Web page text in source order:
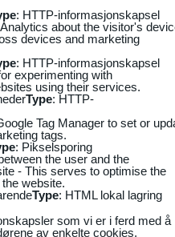
: HTTP-informasjonskapsel
about the visitor's
devices and marketing
: HTTP-informasjonskapsel
experimenting with
using their services.
Type: HTTP-
Tag Manager to set or
tags.
: Pikselsporing
the user and the
- This serves to optimise the
website.
Type: HTML lokal lagring
som vi er i ferd med å
av enkelte cookies.